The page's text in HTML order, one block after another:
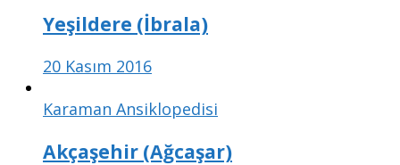
Yeşildere (İbrala)
20 Kasım 2016
Karaman Ansiklopedisi
Akçaşehir (Ağcaşar)